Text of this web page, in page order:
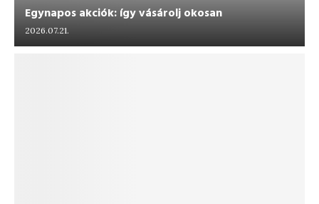
Egynapos akciók: így vásárolj okosan
2026.07.21.